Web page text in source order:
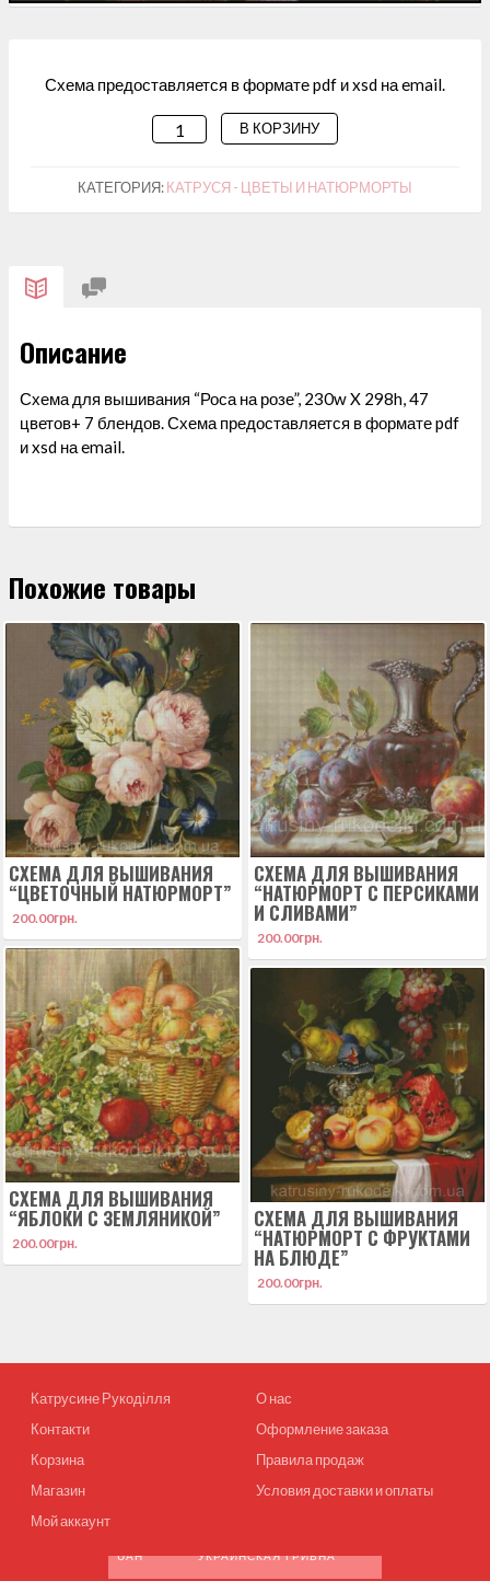
Схема предоставляется в формате pdf и xsd на email.
КОЛИЧЕСТВО
СХЕМА
ДЛЯ
В КОРЗИНУ
КАТЕГОРИЯ:КАТРУСЯ - ЦВЕТЫ И НАТЮРМОРТЫ
Описание
Схема для вышивания “Роса на розе”, 230w X 298h, 47
цветов+ 7 блендов. Схема предоставляется в формате pdf
и xsd на email.
Похожие товары
СХЕМА ДЛЯ ВЫШИВАНИЯ
“ЦВЕТОЧНЫЙ НАТЮРМОРТ”
200.00грн.
СХЕМА ДЛЯ ВЫШИВАНИЯ
“НАТЮРМОРТ С ПЕРСИКАМИ
И СЛИВАМИ”
200.00грн.
СХЕМА ДЛЯ ВЫШИВАНИЯ
“ЯБЛОКИ С ЗЕМЛЯНИКОЙ”
200.00грн.
СХЕМА ДЛЯ ВЫШИВАНИЯ
“НАТЮРМОРТ С ФРУКТАМИ
НА БЛЮДЕ”
200.00грн.
Катрусине Рукоділля
Контакти
Корзина
Магазин
Мой аккаунт
О нас
Оформление заказа
Правила продаж
Условия доставки и оплаты
UAH УКРАИНСКАЯ ГРИВНА